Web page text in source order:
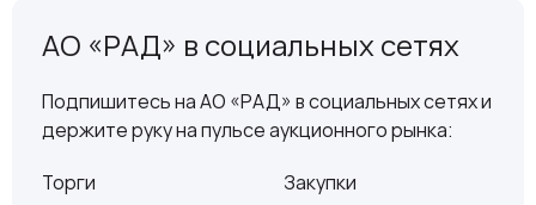
АО «РАД» в социальных сетях
Подпишитесь на АО «РАД» в социальных сетях и
держите руку на пульсе аукционного рынка:
Торги
Закупки